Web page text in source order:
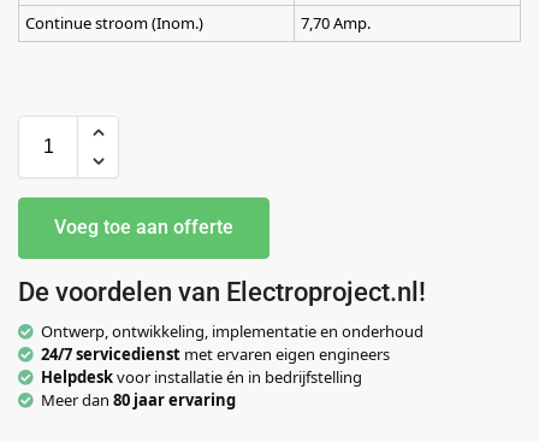
Continue stroom (Inom.)
7,70 Amp.
Voeg toe aan offerte
De voordelen van Electroproject.nl!
Ontwerp, ontwikkeling, implementatie en onderhoud
24/7 servicedienst met ervaren eigen engineers
Helpdeskvoor installatie én in bedrijfstelling
Meer dan 80 jaar ervaring